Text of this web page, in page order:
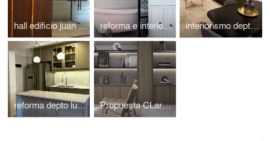
hall edificio juan racine // polanco // cdmx // atlanticoarqs reforma e interiorismo depto san telmo // buenos aires // atlanticoarqs interiorismo depto neuchatel // polanco // cdmx / atlanticoarqs
reforma depto luis maria campos // belgrano// buenos aires // atlanticoarqs Propuesta CLark , en departamento torre avivia ,atlanticoarqs